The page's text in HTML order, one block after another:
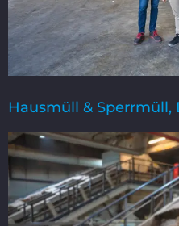
Hausmüll & Sperrmüll,